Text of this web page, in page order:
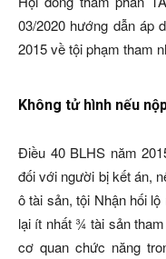
03/2020 hướng dẫn áp
2015 về tội phạm tham
Không tử hình nếu
Điều 40 BLHS năm
đối với người bị kết án,
ô tài sản, tội Nhận hối
lại ít nhất ¾ tài sản
cơ quan chức năng